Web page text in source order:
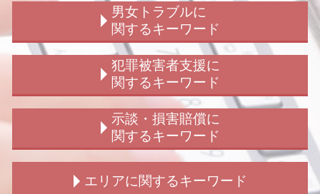
刑事弁護 法律事務所
刑事弁護 無罪
刑事事件 不起訴 民事
刑事事件 加害者 個人情報
刑事事件 処分 種類
傷害罪 時効
刑事事件 民事 違い
刑事事件 訴える
刑事弁護 異議
傷害罪 構成要件
交通事故 人身
交通事故 弁護士
交通事故 慰謝料 弁護士基準
交通事故 休業補償
交通事故 裁判 加害者
交通事故慰謝料 弁護士
交通事故 解決 流れ
交通事故 加害者 請求できるもの
交通事故 示談 期間
交通事故 賠償金
男女トラブルに
関するキーワード
シェアハウス 男女トラブル
結婚詐欺 訴えられた
結婚詐欺 慰謝料
ストーカー被害 女性
男女トラブル 弁護士
結婚詐欺 浮気
子供の認知 法律
犯罪被害者支援に
関するキーワード
犯罪被害給付制度 事故
犯罪被害給付制度 詐欺
痴漢被害 相談
犯罪被害給付制度とは
示談・損害賠償に
関するキーワード
示談 損害賠償請求
エリアに関するキーワード